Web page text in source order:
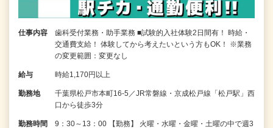
仕事内容
歯科受付業務・助手業務 ■試験的入社体験2日間有！ 時給・
交通費支給！ 体験してから考えたいという方もOK！ ※業務
の変更範囲：変更なし
給与 時給1,170円以上
勤務地
千葉県松戸市本町16-5／JR常磐線・京成松戸線「松戸駅」西
口から徒歩3分
勤務時間
9：30～13：00 【勤務】 火曜・水曜・金曜・土曜の中で週3